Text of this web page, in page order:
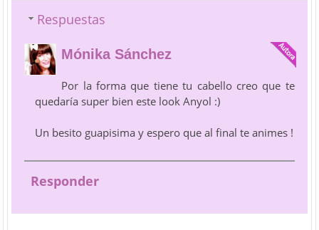
Respuestas
Mónika Sánchez
Por la forma que tiene tu cabello creo que te
quedaría super bien este look Anyol :)
Un besito guapisima y espero que al final te animes !
Responder